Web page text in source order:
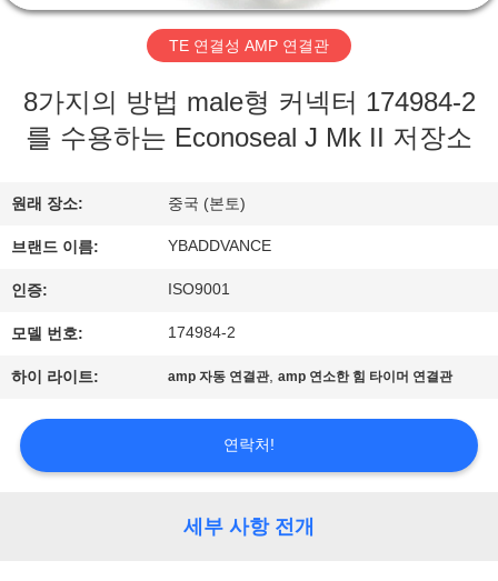
리
대
하
여
공
장
여
TE 연결성 AMP 연결관
8가지의 방법 male형 커넥터 174984-2
를 수용하는 Econoseal J Mk II 저장소
원래 장소: 중국 (본토)
브랜드 이름: YBADDVANCE
인증: ISO9001
모델 번호: 174984-2
하이 라이트: amp 자동 연결관,amp 연소한 힘 타이머 연결관
연락처!
세부 사항 전개